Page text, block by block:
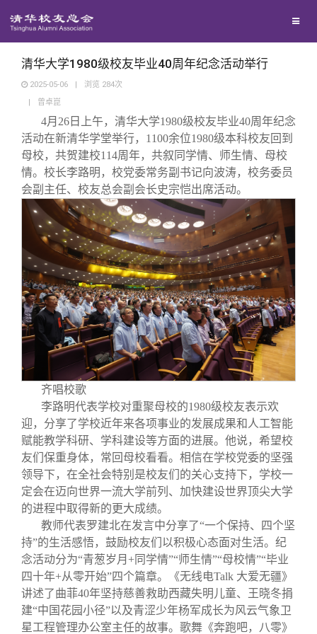
地区联络
院系校友工作
专业委员会
兴趣群体
西南联大校友会
回馈母校
捐赠新闻
捐赠纪事
捐赠方法
义工计划
《清华校友通讯》
《水木清华》
我要订阅
新媒体平台
百年清华
清华人物
清华故事
青春风采
校友文苑
校友讲坛
校友视界
校友服务
终身学习
信息化服务
三创大赛
实用信息
校友总会
总会简介
会长致辞
总会章程
理事会名单
制度法规
联系我们
关闭
清华大学1980级校友毕业40周年纪念活动举行
2025-05-06 | 浏览 284次
|
曾卓崑
4月26日上午，清华大学1980级校友毕业40周年纪念
活动在新清华学堂举行，1100余位1980级本科校友回到
母校，共贺建校114周年，共叙同学情、师生情、母校
情。校长李路明，校党委常务副书记向波涛，校务委员
会副主任、校友总会副会长史宗恺出席活动。
齐唱校歌
李路明代表学校对重聚母校的1980级校友表示欢
迎，分享了学校近年来各项事业的发展成果和人工智能
赋能教学科研、学科建设等方面的进展。他说，希望校
友们保重身体，常回母校看看。相信在学校党委的坚强
领导下，在全社会特别是校友们的关心支持下，学校一
定会在迈向世界一流大学前列、加快建设世界顶尖大学
的进程中取得新的更大成绩。
教师代表罗建北在发言中分享了“一个保持、四个坚
持”的生活感悟，鼓励校友们以积极心态面对生活。纪
念活动分为“青葱岁月+同学情”“师生情”“母校情”“毕业
四十年+从零开始”四个篇章。《无线电Talk 大爱无疆》
讲述了曲菲40年坚持慈善救助西藏失明儿童、王晓冬捐
建“中国花园小径”以及青涩少年杨军成长为风云气象卫
星工程管理办公室主任的故事。歌舞《奔跑吧，八零》